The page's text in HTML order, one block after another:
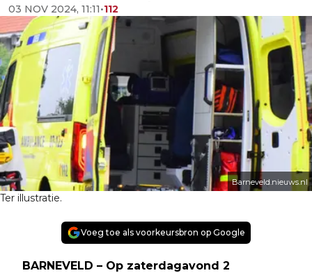
03 NOV 2024, 11:11•112
Barneveld.nieuws.nl
Ter illustratie.
Voeg toe als voorkeursbron op Google
BARNEVELD – Op zaterdagavond 2